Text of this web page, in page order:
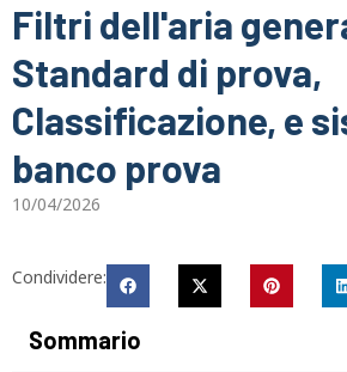
Filtri dell'aria
Standard di prova,
Classificazione, e
banco prova
10/04/2026
Condividere:
Sommario